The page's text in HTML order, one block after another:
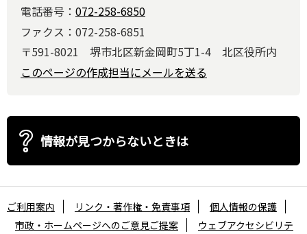
電話番号： 072-258-6850
ファクス：072-258-6851
〒591-8021 堺市北区新金岡町5丁1-4 北区役所内
このページの作成担当にメールを送る
情報が見つからないときは
ご利用案内 リンク・著作権・免責事項
個人情報の保護
市政・ホームページへのご意見ご提案
ウェブアクセシビリテ